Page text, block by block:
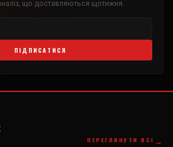
що доставляються щотижня.
ПІДПИСАТИСЯ
ПЕРЕГЛЯНУТИ ВСІ →